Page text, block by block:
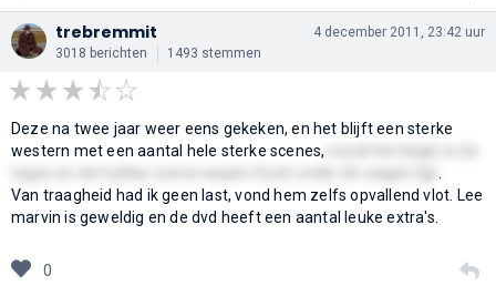
trebremmit
3018 berichten 1493 stemmen
4 december 2011, 23:42 uur
Deze na twee jaar weer eens gekeken, en het blijft een sterke
western met een aantal hele sterke scenes,
Van traagheid had ik geen last, vond hem zelfs opvallend vlot. Lee
marvin is geweldig en de dvd heeft een aantal leuke extra's.
0